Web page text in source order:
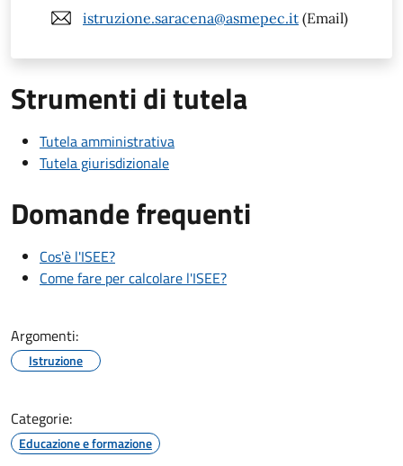
istruzione.saracena@asmepec.it (Email)
Strumenti di tutela
Tutela amministrativa
Tutela giurisdizionale
Domande frequenti
Cos'è l'ISEE?
Come fare per calcolare l'ISEE?
Argomenti:
Istruzione
Categorie:
Educazione e formazione